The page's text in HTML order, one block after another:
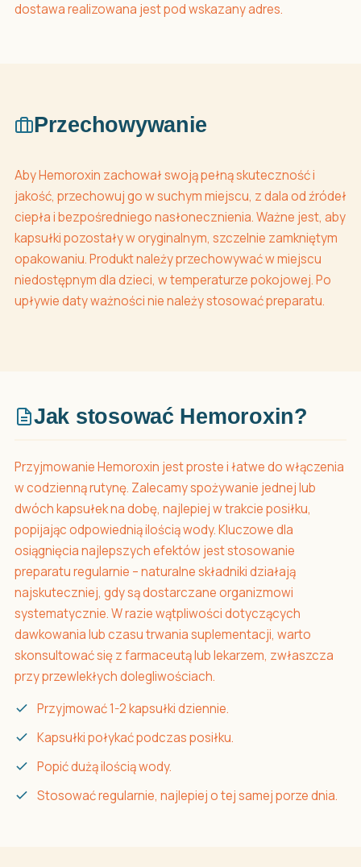
dostawa realizowana jest pod wskazany adres.
Przechowywanie
Aby Hemoroxin zachował swoją pełną skuteczność i
jakość, przechowuj go w suchym miejscu, z dala od źródeł
ciepła i bezpośredniego nasłonecznienia. Ważne jest, aby
kapsułki pozostały w oryginalnym, szczelnie zamkniętym
opakowaniu. Produkt należy przechowywać w miejscu
niedostępnym dla dzieci, w temperaturze pokojowej. Po
upływie daty ważności nie należy stosować preparatu.
Jak stosować Hemoroxin?
Przyjmowanie Hemoroxin jest proste i łatwe do włączenia
w codzienną rutynę. Zalecamy spożywanie jednej lub
dwóch kapsułek na dobę, najlepiej w trakcie posiłku,
popijając odpowiednią ilością wody. Kluczowe dla
osiągnięcia najlepszych efektów jest stosowanie
preparatu regularnie – naturalne składniki działają
najskuteczniej, gdy są dostarczane organizmowi
systematycznie. W razie wątpliwości dotyczących
dawkowania lub czasu trwania suplementacji, warto
skonsultować się z farmaceutą lub lekarzem, zwłaszcza
przy przewlekłych dolegliwościach.
Przyjmować 1-2 kapsułki dziennie.
Kapsułki połykać podczas posiłku.
Popić dużą ilością wody.
Stosować regularnie, najlepiej o tej samej porze dnia.